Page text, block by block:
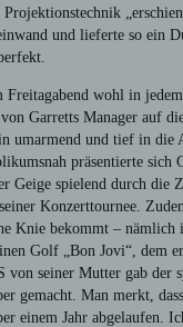
und lieferte so ein
wohl in
Garretts Manager auf
umarmend und tief in
präsentierte sich
Geige spielend durch die
Konzerttournee.
Knie bekommt – nämlich
Golf „Bon Jovi“, dem
von seiner Mutter gab der
gemacht. Man merkt,
einem Jahr abgelaufen.